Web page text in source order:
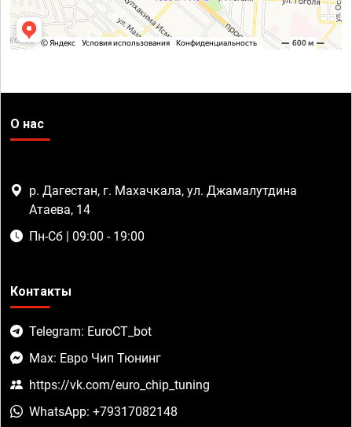
О нас
р. Дагестан, г. Махачкала, ул. Джамалутдина
Атаева, 14
Пн-Сб | 09:00 - 19:00
Контакты
Telegram: EuroCT_bot
Max: Евро Чип Тюнинг
https://vk.com/euro_chip_tuning
WhatsApp: +79317082148